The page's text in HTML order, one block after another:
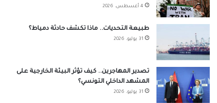
4 أغسطس، 2026
طبيعة التحديات.. ماذا تكشف حادثة دمياط؟
31 يوليو، 2026
تصدير المهاجرين.. كيف تؤثر البيئة الخارجية على
المشهد الداخلي التونسي؟
31 يوليو، 2026